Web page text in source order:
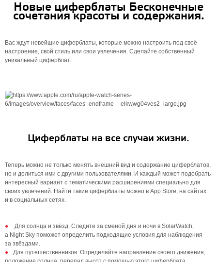
Новые циферблаты Бесконечные
сочетания красоты и содержания.
Вас ждут новейшие циферблаты, которые можно настроить под своё
настроение, свой стиль или свои увлечения. Сделайте собственный
уникальный циферблат.
Циферблаты на все случаи жизни.
Теперь можно не только менять внешний вид и содержание циферблатов,
но и делиться ими с другими пользователями. И каждый может подобрать
интересный вариант с тематическими расширениями специально для
своих увлечений. Найти такие циферблаты можно в App Store, на сайтах
и в социальных сетях.
Для солнца и звёзд. Следите за сменой дня и ночи в SolarWatch,
а Night Sky поможет определить подходящие условия для наблюдения
за звёздами.
Для путешественников. Определяйте направление своего движения,